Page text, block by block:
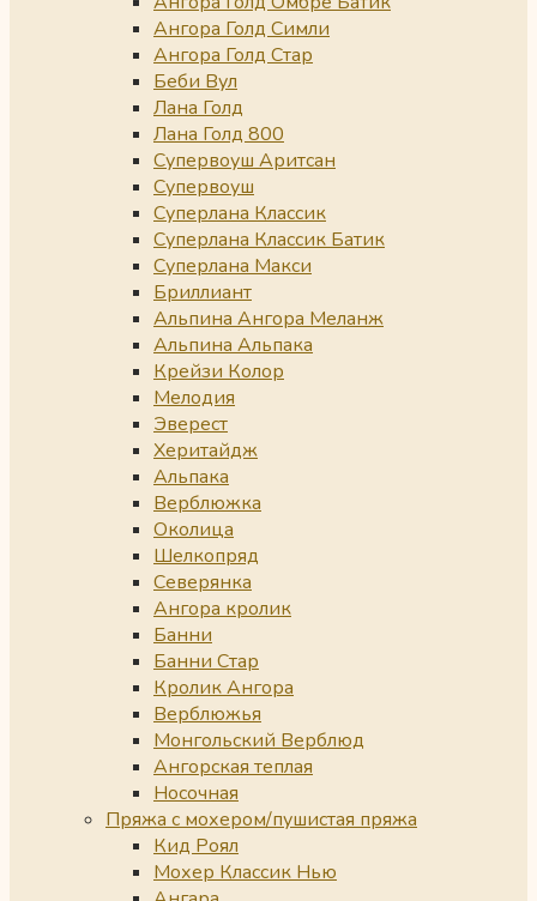
Ангора Голд Симли
Ангора Голд Стар
Беби Вул
Лана Голд
Лана Голд 800
Супервоуш Аритсан
Супервоуш
Суперлана Классик
Суперлана Классик Батик
Суперлана Макси
Бриллиант
Альпина Ангора Меланж
Альпина Альпака
Крейзи Колор
Мелодия
Эверест
Херитайдж
Альпака
Верблюжка
Околица
Шелкопряд
Северянка
Ангора кролик
Банни
Банни Стар
Кролик Ангора
Верблюжья
Монгольский Верблюд
Ангорская теплая
Носочная
Пряжа с мохером/пушистая пряжа
Кид Роял
Мохер Классик Нью